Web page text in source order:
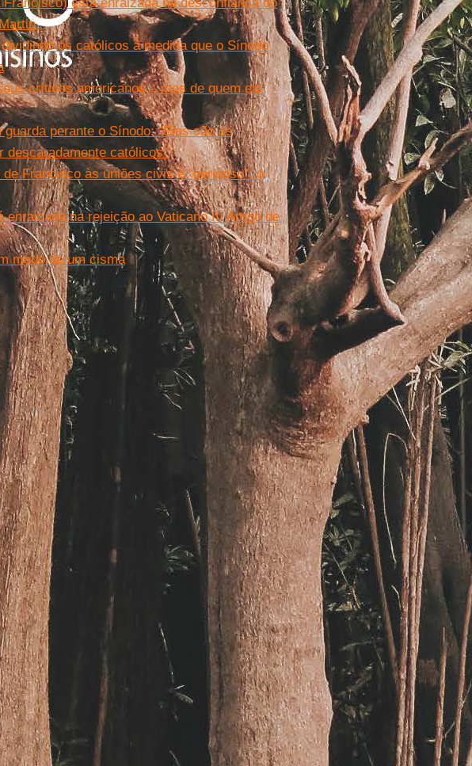
os católicos à medida que o Sínodo
críticos americanos – mas de quem ele
perante o Sínodo: “Eles são os
católicos”
Francisco às uniões civis é “perigoso”, o
na rejeição ao Vaticano II. Artigo de
medo de um cisma